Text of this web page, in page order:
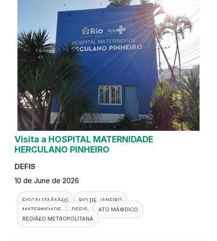
Visita a HOSPITAL MATERNIDADE
HERCULANO PINHEIRO
DEFIS
10 de June de 2026
FISCALIZAÃ§Ã£O
RIO DE JANEIRO
MATERNIDADE
DEFIS
ATO MÃ©DICO
REGIÃ£O METROPOLITANA